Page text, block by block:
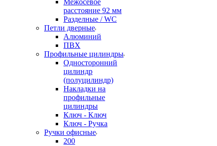
Межосевое
расстояние 92 мм
Разделные / WC
Петли дверные
Алюминий
ПВХ
Профильные цилиндры
Односторонний
цилиндр
(полуцилиндр)
Накладки на
профильные
цилиндры
Ключ - Ключ
Ключ - Ручка
Ручки офисные
200